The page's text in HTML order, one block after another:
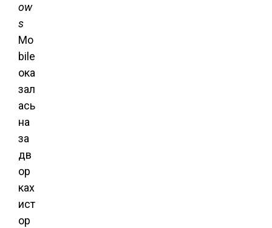
ow
s
Mo
bile
ока
зал
ась
на
за
дв
ор
ках
ист
ор